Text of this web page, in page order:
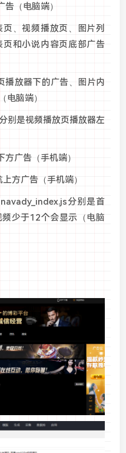
（电脑端）
视频播放页、图片列
和小说内容页底部广告
放器下的广告、图片内
电脑端）
是视频播放页播放器左
广告（手机端）
广告（手机端）
分别是首
少于12个会显示（电脑